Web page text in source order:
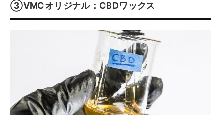
③VMCオリジナル：CBDワックス